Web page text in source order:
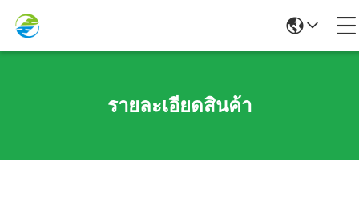
รายละเอียดสินค้า